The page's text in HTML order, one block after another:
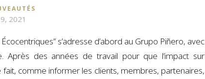
2021
s’adresse d’abord au Grupo Piñero, avec
des années de travail pour que l’impact sur
comme informer les clients, membres, partenaires,